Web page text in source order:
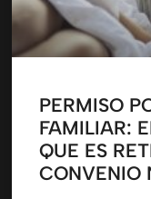
PERMISO
FAMILIAR:
QUE ES
CONVENIO